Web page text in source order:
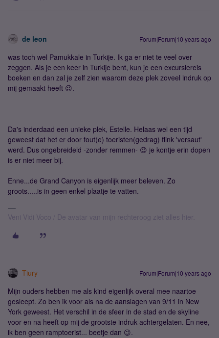
de leon Forum|Forum|10 years ago
was toch wel Pamukkale in Turkije. Ik ga er niet te veel over
zeggen. Als je een keer in Turkije bent, kun je een excursiereis
boeken en dan zal je zelf zien waarom deze plek zoveel indruk op
mij gemaakt heeft 😉.
Da's inderdaad een unieke plek, Estelle. Helaas wel een tijd
geweest dat het er door fout(e) toeristen(gedrag) flink 'versaut'
werd. Dus ongebreideld -zonder remmen- 😉 je kontje erin dopen
is er niet meer bij.
Enne...de Grand Canyon is eigenlijk meer beleven. Zo
groots.....is in geen enkel plaatje te vatten.
Veni Vidi Voco / De avatar van mijn rechteroog ziet alles hier.
Tiury Forum|Forum|10 years ago
Mijn ouders hebben me als kind eigenlijk overal mee naartoe
gesleept. Zo ben ik voor als na de aanslagen van 9/11 in New
York geweest. Het verschil in de sfeer in de stad en de skyline
voor en na heeft op mij de grootste indruk achtergelaten. En nee,
ik ben geen ramptoerist... beetje dan 😉.